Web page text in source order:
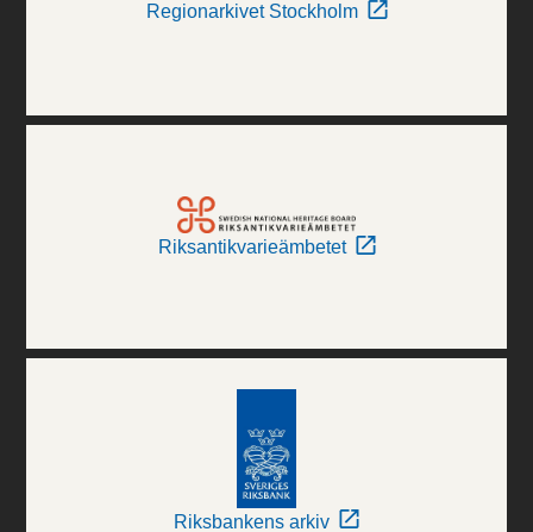
Regionarkivet Stockholm
Riksantikvarieämbetet
Riksbankens arkiv